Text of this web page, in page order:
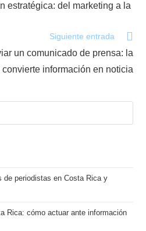
estratégica: del marketing a la
Siguiente entrada
un comunicado de prensa: la
información en noticia
de periodistas en Costa Rica y
Rica: cómo actuar ante información